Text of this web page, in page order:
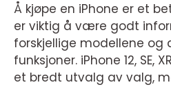
Å kjøpe en iPhone er et
er viktig å være godt
forskjellige modellene og
funksjoner. iPhone 12, SE,
et bredt utvalg av valg,